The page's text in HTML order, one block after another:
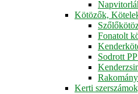
Kötözők,
Fonatolt
Sodrott
Kerti